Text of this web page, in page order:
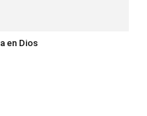
en Dios